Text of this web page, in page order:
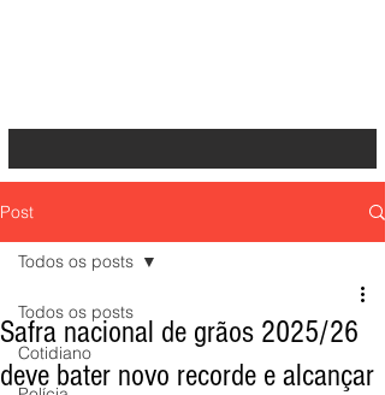
Post
Todos os posts
Cotidiano
Todos os posts
Safra nacional de grãos 2025/26
deve bater novo recorde e alcançar